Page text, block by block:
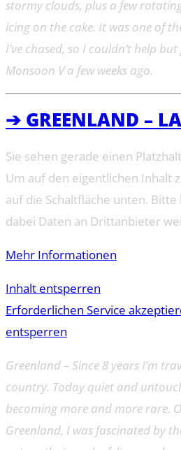
stormy clouds, plus a few
icing on the cake. It was one of
I’ve chased, so I couldn’t help
Monsoon V a few weeks ago.
➔ GREENLAND –
Sie sehen gerade einen
Um auf den eigentlichen Inhalt
auf die Schaltfläche unten. Bitte
dabei Daten an Drittanbieter
Mehr Informationen
Inhalt entsperren
Erforderlichen Service
entsperren
Greenland – Since 8 years I’m
country. Today quiet and
becoming more and more rare.
Greenland, I was fascinated by